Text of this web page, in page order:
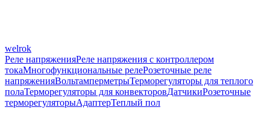
welrok
Реле напряженияРеле напряжения с контроллером
токаМногофункциональные релеРозеточные реле
напряженияВольтамперметрыТерморегуляторы для теплого
полаТерморегуляторы для конвекторовДатчикиРозеточные
терморегуляторыАдаптерТеплый пол